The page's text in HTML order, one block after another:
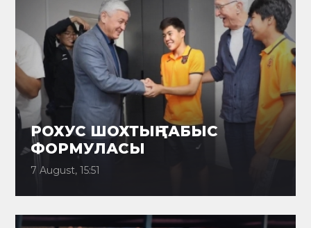
РОХУС ШОХТЫҢ ТАБЫС
ФОРМУЛАСЫ
7 August, 15:51